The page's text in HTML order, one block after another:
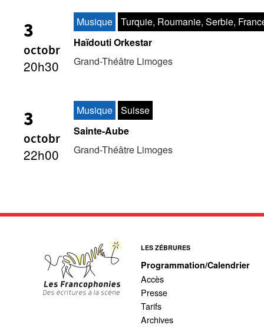
3
octobr
20h30
Musique
Turquie, Roumanie, Serbie,
Haïdouti Orkestar
Grand-Théâtre Limoges
3
octobr
22h00
Musique
Suisse
Sainte-Aube
Grand-Théâtre Limoges
LES ZÉBRURES
Programmation/Calendrier
Accès
Presse
Tarifs
Archives